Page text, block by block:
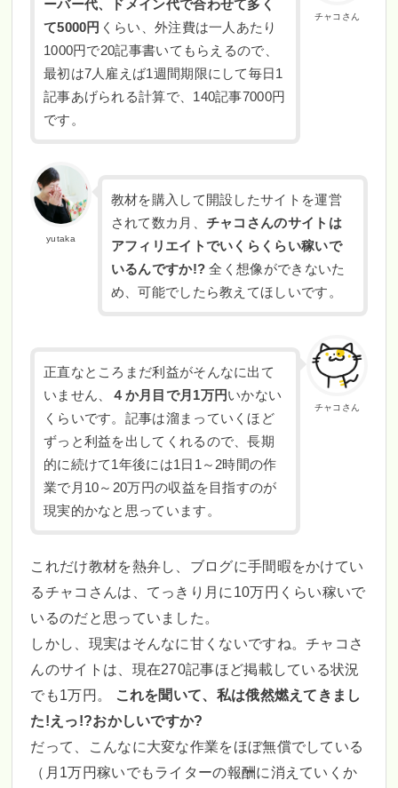
チャコさん
ーバー代、ドメイン代で合わせて多く
て5000円 くらい、外注費は一人あたり
1000円で20記事書いてもらえるので、
最初は7人雇えば1週間期限にして毎日1
記事あげられる計算で、140記事7000円
です。
yutaka
教材を購入して開設したサイトを運営
されて数カ月、 チャコさんのサイトは
アフィリエイトでいくらくらい稼いで
いるんですか!? 全く想像ができないた
め、可能でしたら教えてほしいです。
チャコさん
正直なところまだ利益がそんなに出て
いません、
４か月目で月1万円いかない
くらいです。記事は溜まっていくほど
ずっと利益を出してくれるので、長期
的に続けて1年後には1日1～2時間の作
業で月10～20万円の収益を目指すのが
現実的かなと思っています。
これだけ教材を熱弁し、ブログに手間暇をかけてい
るチャコさんは、てっきり月に10万円くらい稼いで
いるのだと思っていました。
しかし、現実はそんなに甘くないですね。チャコさ
んのサイトは、現在270記事ほど掲載している状況
でも1万円。
これを聞いて、私は俄然燃えてきまし
た!えっ!?おかしいですか?
だって、こんなに大変な作業をほぼ無償でしている
（月1万円稼いでもライターの報酬に消えていくか